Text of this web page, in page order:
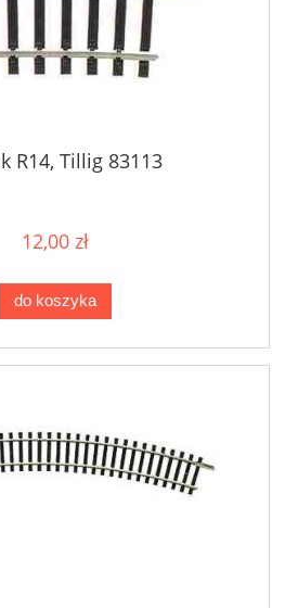
R14, Tillig 83113
12,00 zł
do koszyka